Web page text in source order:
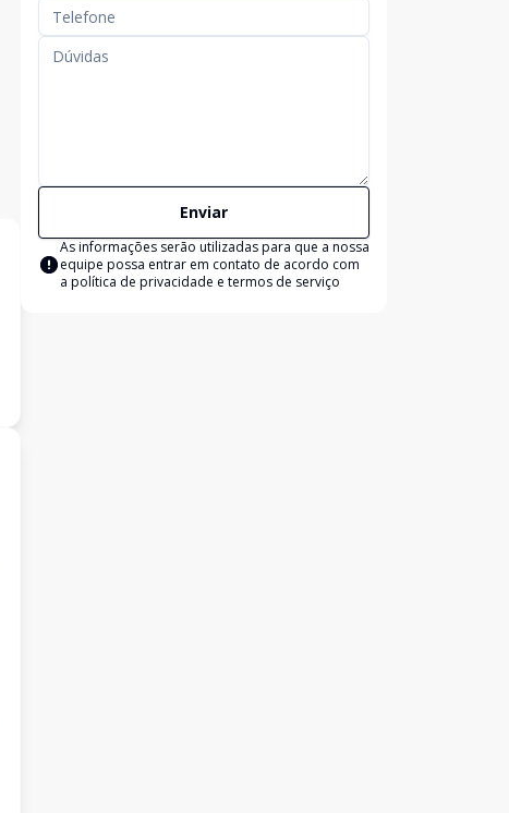
Enviar
As informações serão utilizadas para que a nossa
equipe possa entrar em contato de acordo com
a política de privacidade e termos de serviço